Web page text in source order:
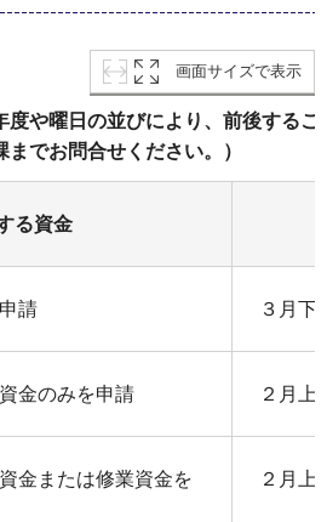
画面サイズで表示
度や曜日の並びにより、前後する
でお問合せください。）
る資金
請 ３月下
金のみを申請 ２月上
金または修業資金を
２月